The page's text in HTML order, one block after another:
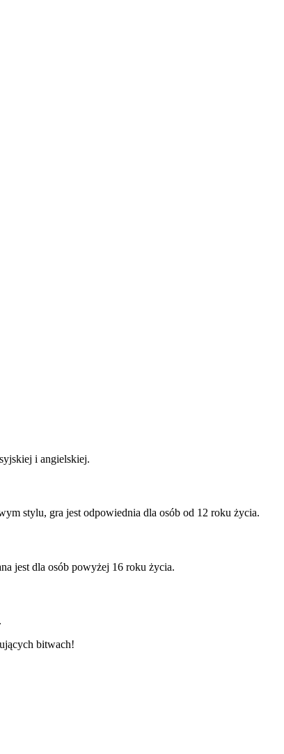
i angielskiej.
stylu, gra jest odpowiednia dla osób od 12 roku życia.
jest dla osób powyżej 16 roku życia.
bitwach!